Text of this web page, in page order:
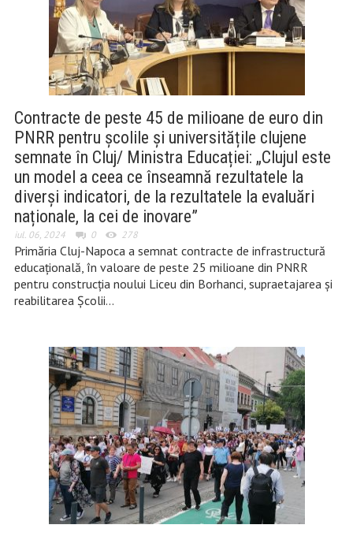
Contracte de peste 45 de milioane de euro din
PNRR pentru școlile și universitățile clujene
semnate în Cluj/ Ministra Educației: „Clujul este
un model a ceea ce înseamnă rezultatele la
diverși indicatori, de la rezultatele la evaluări
naționale, la cei de inovare”
iul. 06, 2024 0 278
Primăria Cluj-Napoca a semnat contracte de infrastructură
educațională, în valoare de peste 25 milioane din PNRR
pentru construcția noului Liceu din Borhanci, supraetajarea și
reabilitarea Școlii…